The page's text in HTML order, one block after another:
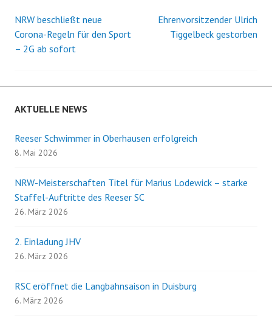
Beitrags-
Navigation
NRW beschließt neue
Corona-Regeln für den Sport
– 2G ab sofort
Ehrenvorsitzender Ulrich
Tiggelbeck gestorben
AKTUELLE NEWS
Reeser Schwimmer in Oberhausen erfolgreich
8. Mai 2026
NRW-Meisterschaften Titel für Marius Lodewick – starke
Staffel-Auftritte des Reeser SC
26. März 2026
2. Einladung JHV
26. März 2026
RSC eröffnet die Langbahnsaison in Duisburg
6. März 2026